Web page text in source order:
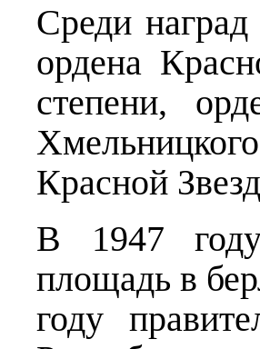
Среди
ордена
степени,
Красной
В 1947
площадь в
году